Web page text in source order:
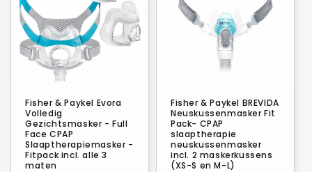
Fisher & Paykel Evora
Volledig
Gezichtsmasker - Full
Face CPAP
Slaaptherapiemasker -
Fitpack incl. alle 3
maten
Fisher & Paykel BREVIDA
Neuskussenmasker Fit
Pack- CPAP
slaaptherapie
neuskussenmasker
incl. 2 maskerkussens
(XS-S en M-L)